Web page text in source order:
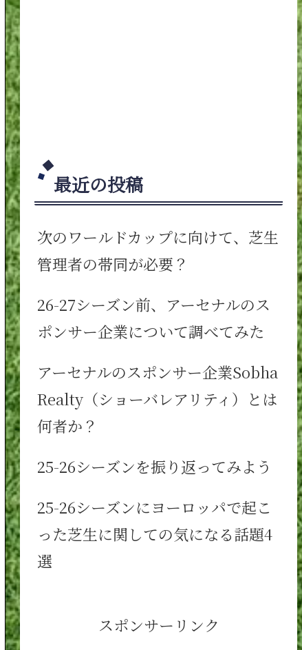
最近の投稿
次のワールドカップに向けて、芝生
管理者の帯同が必要？
26-27シーズン前、アーセナルのス
ポンサー企業について調べてみた
アーセナルのスポンサー企業Sobha
Realty（ショーバレアリティ）とは
何者か？
25-26シーズンを振り返ってみよう
25-26シーズンにヨーロッパで起こ
った芝生に関しての気になる話題4
選
スポンサーリンク